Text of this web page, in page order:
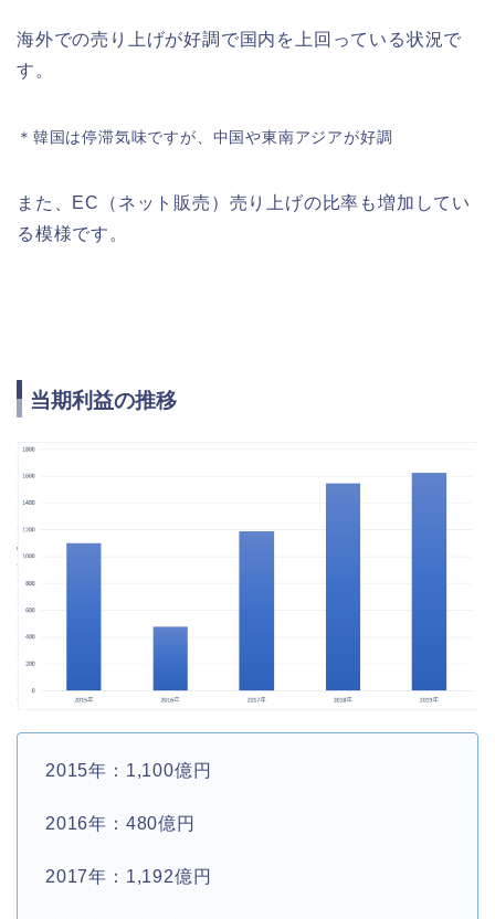
海外での売り上げが好調で国内を上回っている状況で
す。
＊韓国は停滞気味ですが、中国や東南アジアが好調
また、EC（ネット販売）売り上げの比率も増加してい
る模様です。
当期利益の推移
2015年：1,100億円
2016年：480億円
2017年：1,192億円